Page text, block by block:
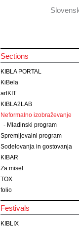
Sections
KIBLA PORTAL
KiBela
artKIT
KIBLA2LAB
Neformalno izobraževanje
- Mladinski program
Spremljevalni program
Sodelovanja in gostovanja
KIBAR
Za:misel
TOX
folio
Festivals
KIBLIX